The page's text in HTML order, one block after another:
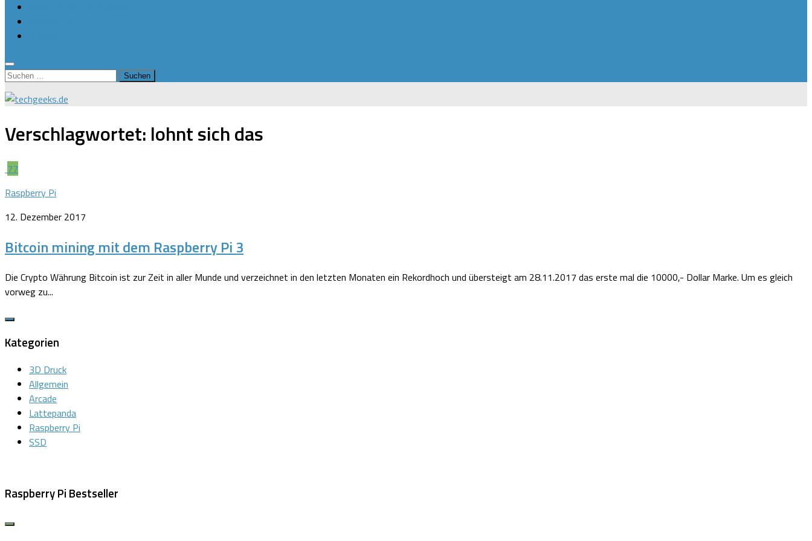
Suchen
nach:
Verschlagwortet: lohnt sich das
77
Raspberry Pi
12. Dezember 2017
Bitcoin mining mit dem Raspberry Pi 3
Die Crypto Währung Bitcoin ist zur Zeit in aller Munde und verzeichnet in den letzten Monaten ein Rekordhoch und übersteigt am 28.11.2017 das erste mal die 10000,- Dollar Marke. Um es gleich
vorweg zu...
Kategorien
3D Druck
Allgemein
Arcade
Lattepanda
Raspberry Pi
SSD
Raspberry Pi Bestseller